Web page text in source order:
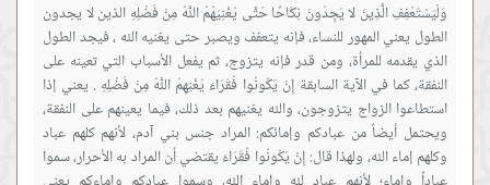
وَلْيَسْتَعْفِفِ الَّذِينَ لا يَجِدُونَ نِكَاحًا حَتَّى يُغْنِيَهُمُ اللَّهُ مِنْ فَضْلِهِ الذين لا يجدون
الطول يعني المهور للنساء، فإنه يتعفف ويصبر حتى يغنيه الله ، فيجد الطول
الذي يقدمه للمرأة، ومن قدر فإنه يتزوج، ثم يفعل الأسباب التي تعينه على
النفقة، كما في الآية السابقة إِنْ يَكُونُوا فُقَرَاءَ يُغْنِهِمُ اللَّهُ مِنْ فَضْلِهِ . يعني إذا
استطاعوا الزواج يتزوجون، والله يغنيهم بعد ذلك، فيما يعينهم على النفقة،
ويحتمل أيضاً من عبادكم وإمائكم: المراد جنس بني آدم، لأنهم كلهم عباد
وكلهم إماء الله، ولهذا قال: إِنْ يَكُونُوا فُقَرَاءَ يقتضي أن المراد به الأحرار، سموا